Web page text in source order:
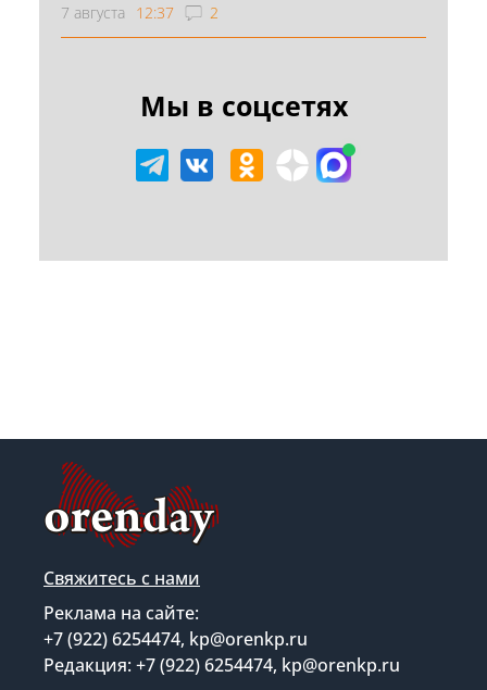
7 августа 12:37 2
Мы в соцсетях
Свяжитесь с нами
Реклама на сайте:
+7 (922) 6254474, kp@orenkp.ru
Редакция: +7 (922) 6254474, kp@orenkp.ru